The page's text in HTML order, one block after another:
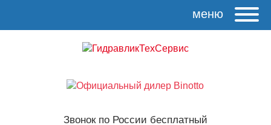
меню
Звонок по России бесплатный